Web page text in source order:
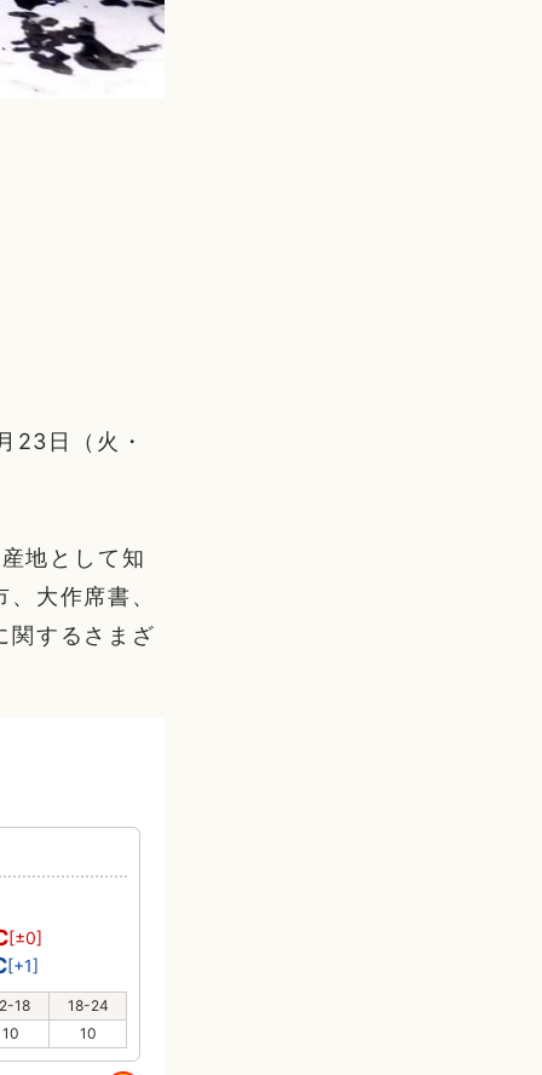
23日（火・
地として知
大作席書、
関するさまざ
[±0]
[+1]
18
18-24
10
10